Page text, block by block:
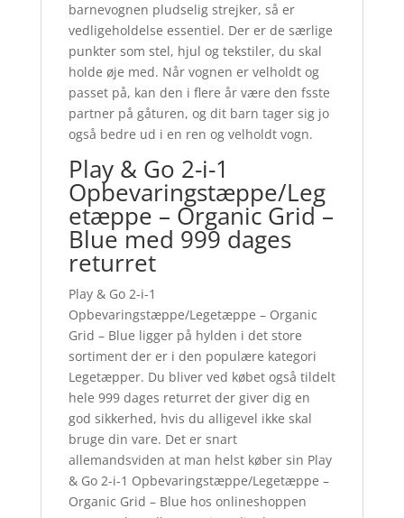
barnevognen pludselig strejker, så er
vedligeholdelse essentiel. Der er de særlige
punkter som stel, hjul og tekstiler, du skal
holde øje med. Når vognen er velholdt og
passet på, kan den i flere år være den fsste
partner på gåturen, og dit barn tager sig jo
også bedre ud i en ren og velholdt vogn.
Play & Go 2-i-1
Opbevaringstæppe/Leg
etæppe – Organic Grid –
Blue med 999 dages
returret
Play & Go 2-i-1
Opbevaringstæppe/Legetæppe – Organic
Grid – Blue ligger på hylden i det store
sortiment der er i den populære kategori
Legetæpper. Du bliver ved købet også tildelt
hele 999 dages returret der giver dig en
god sikkerhed, hvis du alligevel ikke skal
bruge din vare. Det er snart
allemandsviden at man helst køber sin Play
& Go 2-i-1 Opbevaringstæppe/Legetæppe –
Organic Grid – Blue hos onlineshoppen